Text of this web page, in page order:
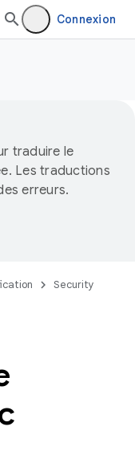
Connexion
traduire le
Les traductions
erreurs.
Security